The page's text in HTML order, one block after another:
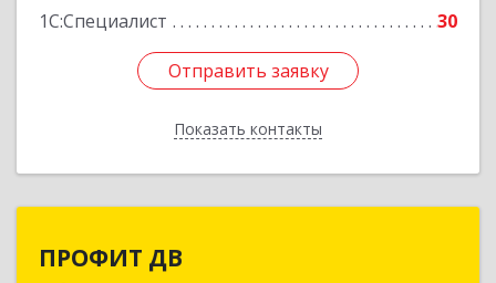
1С:Специалист 30
Отправить заявку
Показать контакты
Отправить заявку
Назад
ПРОФИТ ДВ